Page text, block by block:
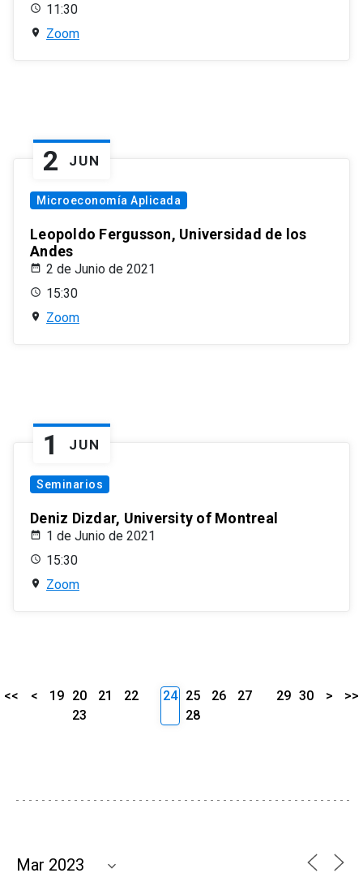
11:30
Zoom
2 JUN
Microeconomía Aplicada
Leopoldo Fergusson, Universidad de los
Andes
2 de Junio de 2021
15:30
Zoom
1 JUN
Seminarios
Deniz Dizdar, University of Montreal
1 de Junio de 2021
15:30
Zoom
<< < 19 20 21
22
23
24 25 26
27
28
29 30 > >>